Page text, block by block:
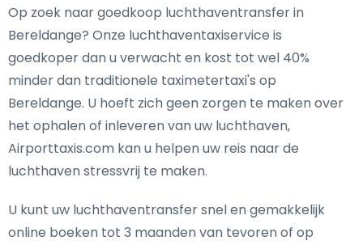
Op zoek naar goedkoop luchthaventransfer in
Bereldange? Onze luchthaventaxiservice is
goedkoper dan u verwacht en kost tot wel 40%
minder dan traditionele taximetertaxi's op
Bereldange. U hoeft zich geen zorgen te maken over
het ophalen of inleveren van uw luchthaven,
Airporttaxis.com kan u helpen uw reis naar de
luchthaven stressvrij te maken.
U kunt uw luchthaventransfer snel en gemakkelijk
online boeken tot 3 maanden van tevoren of op